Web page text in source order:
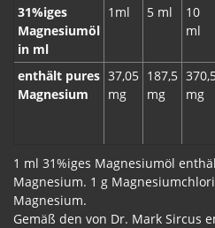
31%iges
Magnesiumöl
in ml
1ml 5 ml
10
ml
enthält pures
Magnesium
37,05
mg
187,5
mg
mg
1 ml 31%iges Magnesiumöl
Magnesium. 1 g
Magnesium.
Gemäß den von Dr. Mark Sircus